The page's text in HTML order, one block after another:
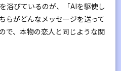
浴びているのが、「AIを駆使し
らがどんなメッセージを送って
で、本物の恋人と同じような関